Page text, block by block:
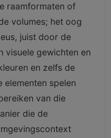
raamformaten of
volumes; het oog
juist door de
visuele gewichten en
en zelfs de
spelen
van die
die de